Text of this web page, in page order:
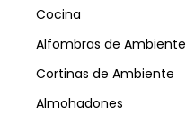
Cocina
Alfombras de Ambiente
Cortinas de Ambiente
Almohadones